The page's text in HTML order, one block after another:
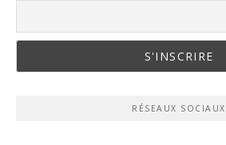
RÉSEAUX SOCIAUX